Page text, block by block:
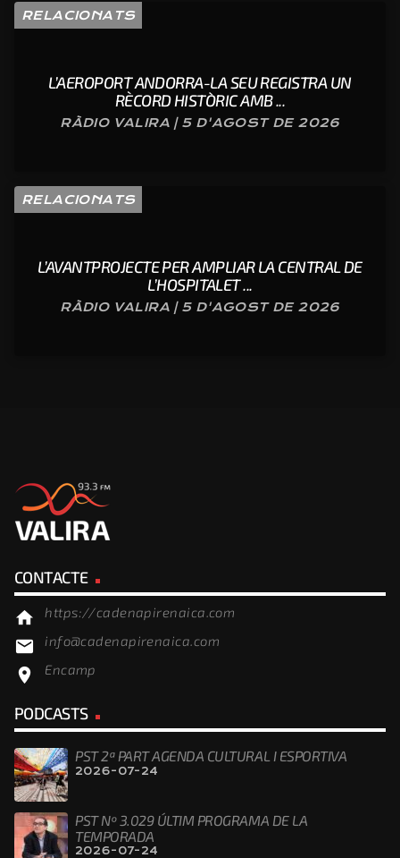
RELACIONATS
L’AEROPORT ANDORRA-LA SEU REGISTRA UN
RÈCORD HISTÒRIC AMB ...
RÀDIO VALIRA | 5 D'AGOST DE 2026
RELACIONATS
L’AVANTPROJECTE PER AMPLIAR LA CENTRAL DE
L’HOSPITALET ...
RÀDIO VALIRA | 5 D'AGOST DE 2026
CONTACTE
home https://cadenapirenaica.com
email info@cadenapirenaica.com
location_on Encamp
PODCASTS
PST 2ª PART AGENDA CULTURAL I ESPORTIVA
2026-07-24
PST Nº 3.029 ÚLTIM PROGRAMA DE LA
TEMPORADA
2026-07-24